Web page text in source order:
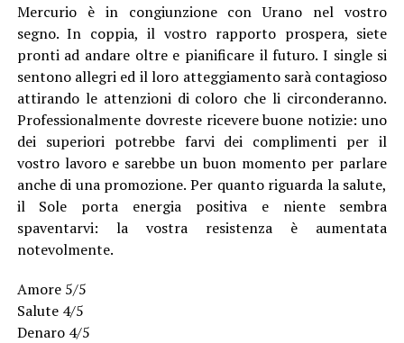
Mercurio è in congiunzione con Urano nel vostro
segno. In coppia, il vostro rapporto prospera, siete
pronti ad andare oltre e pianificare il futuro. I single si
sentono allegri ed il loro atteggiamento sarà contagioso
attirando le attenzioni di coloro che li circonderanno.
Professionalmente dovreste ricevere buone notizie: uno
dei superiori potrebbe farvi dei complimenti per il
vostro lavoro e sarebbe un buon momento per parlare
anche di una promozione. Per quanto riguarda la salute,
il Sole porta energia positiva e niente sembra
spaventarvi: la vostra resistenza è aumentata
notevolmente.
Amore 5/5
Salute 4/5
Denaro 4/5